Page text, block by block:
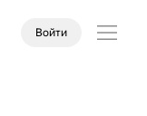
Войти